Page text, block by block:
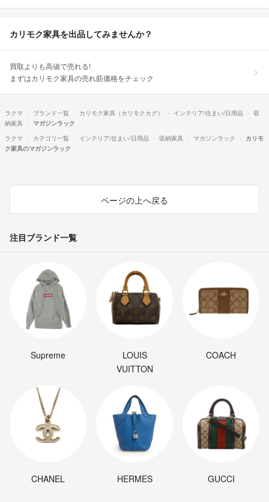
カリモク家具を出品してみませんか？
買取よりも高値で売れる!
まずはカリモク家具の売れ筋価格をチェック
ラクマ ブランド一覧 カリモク家具（カリモクカグ） インテリア/住まい/日用品
収
納家具
マガジンラック
ラクマ
カテゴリ一覧 インテリア/住まい/日用品 収納家具 マガジンラック
カリモ
ク家具のマガジンラック
ページの上へ戻る
注目ブランド一覧
Supreme
LOUIS
VUITTON
COACH
CHANEL HERMES GUCCI